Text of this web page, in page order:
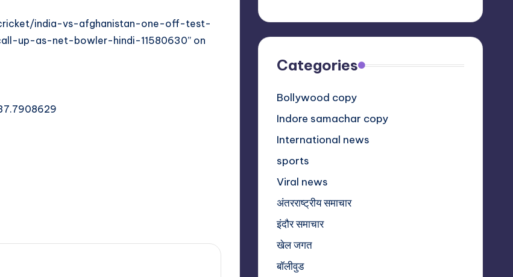
cricket/india-vs-afghanistan-one-off-test-
up-as-net-bowler-hindi-11580630” on
Categories
Bollywood copy
Indore samachar copy
International news
sports
Viral news
अंतरराष्ट्रीय समाचार
इंदौर समाचार
खेल जगत
बॉलीवुड